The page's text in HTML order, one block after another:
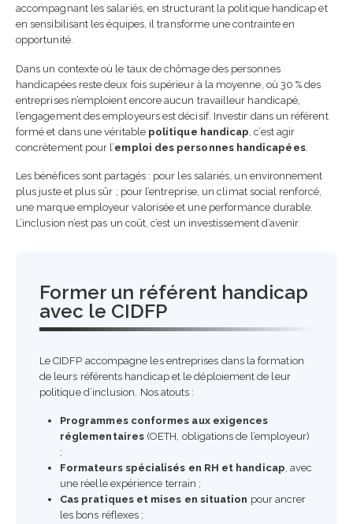
accompagnant les salariés, en structurant la politique handicap et
en sensibilisant les équipes, il transforme une contrainte en
opportunité.
Dans un contexte où le taux de chômage des personnes
handicapées reste deux fois supérieur à la moyenne, où 30 % des
entreprises n’emploient encore aucun travailleur handicapé,
l’engagement des employeurs est décisif. Investir dans un référent
formé et dans une véritable politique handicap , c’est agir
concrètement pour l’emploi des personnes handicapées.
Les bénéfices sont partagés : pour les salariés, un environnement
plus juste et plus sûr ; pour l’entreprise, un climat social renforcé,
une marque employeur valorisée et une performance durable.
L’inclusion n’est pas un coût, c’est un investissement d’avenir.
Former un référent handicap
avec le CIDFP
Le CIDFP accompagne les entreprises dans la formation
de leurs référents handicap et le déploiement de leur
politique d’inclusion. Nos atouts :
Programmes conformes aux exigences
réglementaires(OETH, obligations de l’employeur)
;
Formateurs spécialisés en RH et handicap, avec
une réelle expérience terrain ;
Cas pratiques et mises en situation pour ancrer
les bons réflexes ;